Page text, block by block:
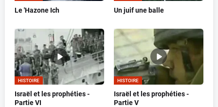
Le 'Hazone Ich Un juif une balle
HISTOIRE
Israël et les prophéties -
Partie VI
HISTOIRE
Israël et les prophéties -
Partie V